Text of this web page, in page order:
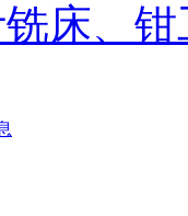
铣床、钳